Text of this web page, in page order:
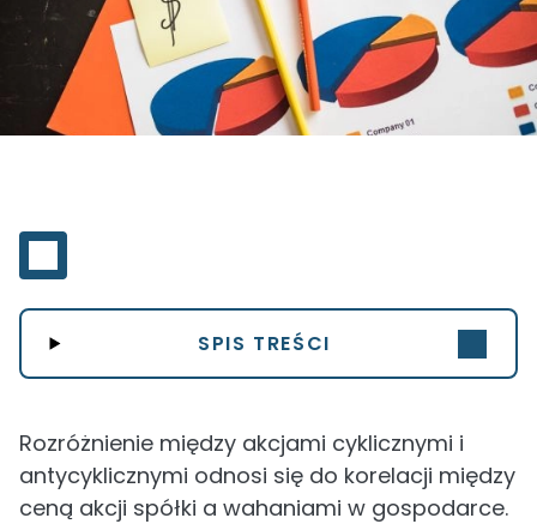
SPIS TREŚCI
Rozróżnienie między akcjami cyklicznymi i
antycyklicznymi odnosi się do korelacji między
ceną akcji spółki a wahaniami w gospodarce.